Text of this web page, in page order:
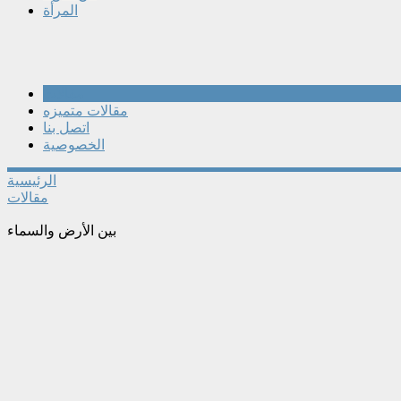
المرأة
مقالات متميزه
اتصل بنا
الخصوصية
الرئيسية
مقالات
بين الأرض والسماء